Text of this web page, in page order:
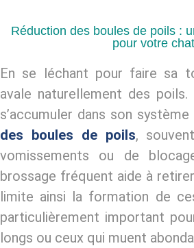
Réduction des boules de poils :
pour votre chat
En se léchant pour faire sa
avale naturellement des
s’accumuler dans son
des boules de poils,
vomissements ou de
brossage fréquent aide à
limite ainsi la formation de
particulièrement important
longs ou ceux qui muent